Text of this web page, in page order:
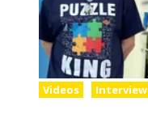
Videos Interview